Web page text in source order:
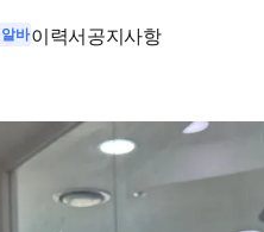
알바이력서 공지사항